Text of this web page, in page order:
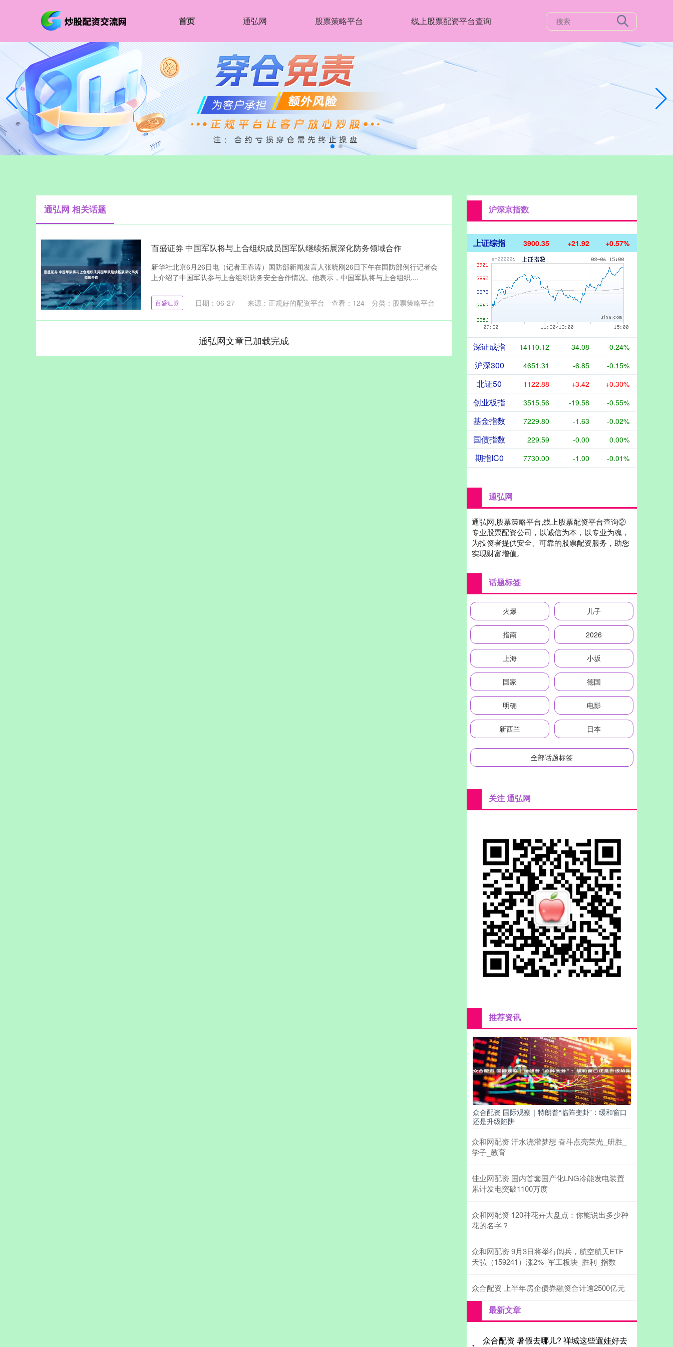
首页 通弘网 股票策略平台 线上股票配资平台查询
通弘网 相关话题
百盛证券 中国军队将与上合组织成员国军队继续拓展深化防务领域合作
新华社北京6月26日电（记者王春涛）国防部新闻发言人张晓刚26日下午在国防部例行记者会
上介绍了中国军队参与上合组织防务安全合作情况。他表示，中国军队将与上合组织....
百盛证券 日期：06-27 来源：正规好的配资平台 查看： 124 分类： 股票策略平台
通弘网文章已加载完成
沪深京指数
上证综指 3900.35 +21.92 +0.57%
深证成指 14110.12 -34.08 -0.24%
沪深300 4651.31 -6.85 -0.15%
北证50 1122.88 +3.42 +0.30%
创业板指 3515.56 -19.58 -0.55%
基金指数 7229.80 -1.63 -0.02%
国债指数 229.59 -0.00 0.00%
期指IC0 7730.00 -1.00 -0.01%
通弘网
通弘网,股票策略平台,线上股票配资平台查询②
专业股票配资公司，以诚信为本，以专业为魂，
为投资者提供安全、可靠的股票配资服务，助您
实现财富增值。
话题标签
火爆 儿子
指南 2026
上海 小坂
国家 德国
明确 电影
新西兰 日本
全部话题标签
关注 通弘网
推荐资讯
众合配资 国际观察｜特朗普“临阵变卦”：缓和窗口
还是升级陷阱
众和网配资 汗水浇灌梦想 奋斗点亮荣光_研胜_
学子_教育
佳业网配资 国内首套国产化LNG冷能发电装置
累计发电突破1100万度
众和网配资 120种花卉大盘点：你能说出多少种
花的名字？
众和网配资 9月3日将举行阅兵，航空航天ETF
天弘（159241）涨2%_军工板块_胜利_指数
众合配资 上半年房企债券融资合计逾2500亿元
最新文章
众合配资 暑假去哪儿? 禅城这些遛娃好去